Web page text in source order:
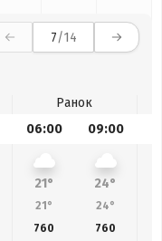
7/14
Ранок
06:00 09:00
21° 24°
21° 24°
760 760